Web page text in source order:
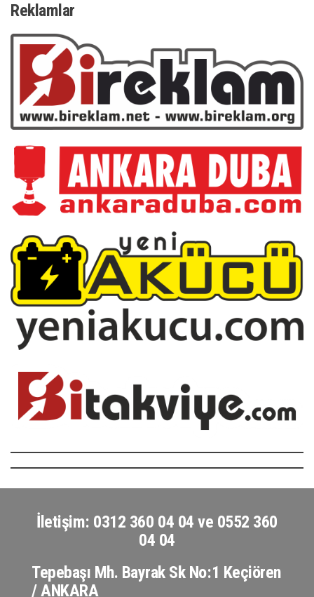
Reklamlar
İletişim: 0312 360 04 04 ve 0552 360
04 04
Tepebaşı Mh. Bayrak Sk No:1 Keçiören
/ ANKARA